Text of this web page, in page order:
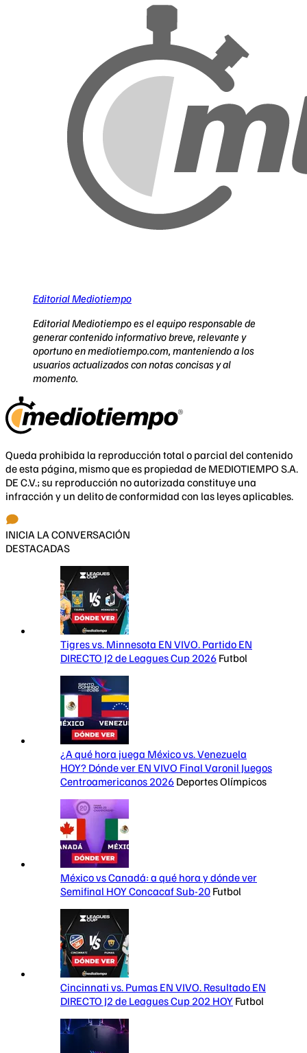
Editorial Mediotiempo
Editorial Mediotiempo es el equipo responsable de
generar contenido informativo breve, relevante y
oportuno en mediotiempo.com, manteniendo a los
usuarios actualizados con notas concisas y al
momento.
Queda prohibida la reproducción total o parcial del contenido
de esta página, mismo que es propiedad de MEDIOTIEMPO S.A.
DE C.V.; su reproducción no autorizada constituye una
infracción y un delito de conformidad con las leyes aplicables.
INICIA LA CONVERSACIÓN
DESTACADAS
Tigres vs. Minnesota EN VIVO. Partido EN
DIRECTO J2 de Leagues Cup 2026 Futbol
¿A qué hora juega México vs. Venezuela
HOY? Dónde ver EN VIVO Final Varonil Juegos
Centroamericanos 2026 Deportes Olímpicos
México vs Canadá: a qué hora y dónde ver
Semifinal HOY Concacaf Sub-20 Futbol
Cincinnati vs. Pumas EN VIVO. Resultado EN
DIRECTO J2 de Leagues Cup 202 HOY Futbol